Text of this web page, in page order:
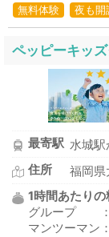
無料体験
夜も開
ペッピーキッ
最寄駅 水城駅
住所
福岡
1時間あたりの
グループ ：
マンツーマン